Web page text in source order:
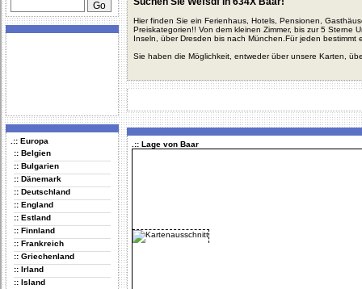
.:: Europa
:: Belgien
:: Bulgarien
:: Dänemark
:: Deutschland
:: England
:: Estland
:: Finnland
:: Frankreich
:: Griechenland
:: Irland
:: Island
Hier finden Sie ein Ferienhaus, Hotels, Pensionen,
Preiskategorien!! Von dem kleinen Zimmer, bis zur 5 Sterne
Inseln, über Dresden bis nach München.Für jeden bestimmt
Sie haben die Möglichkeit, entweder über unsere Karten,
.:: Lage von Baar